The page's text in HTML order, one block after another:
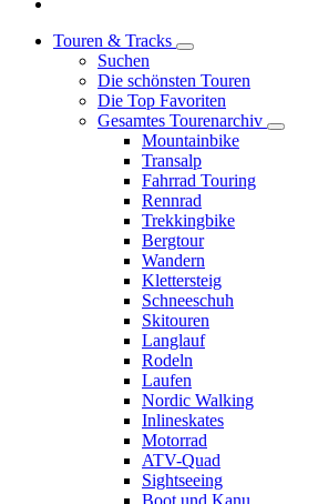
Touren & Tracks
Suchen
Die schönsten Touren
Die Top Favoriten
Gesamtes Tourenarchiv
Mountainbike
Transalp
Fahrrad Touring
Rennrad
Trekkingbike
Bergtour
Wandern
Klettersteig
Schneeschuh
Skitouren
Langlauf
Rodeln
Laufen
Nordic Walking
Inlineskates
Motorrad
ATV-Quad
Sightseeing